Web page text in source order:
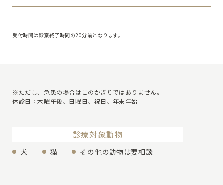
受付時間は診察終了時間の20分前となります。
※ただし、急患の場合はこのかぎりではありません。
休診日：木曜午後、日曜日、祝日、年末年始
診療対象動物
犬 猫 その他の動物は要相談